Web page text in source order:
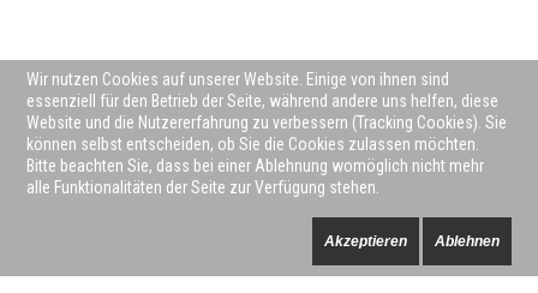
Wir nutzen Cookies auf unserer Website. Einige von ihnen sind
essenziell für den Betrieb der Seite, während andere uns helfen, diese
Website und die Nutzererfahrung zu verbessern (Tracking Cookies). Sie
können selbst entscheiden, ob Sie die Cookies zulassen möchten.
Bitte beachten Sie, dass bei einer Ablehnung womöglich nicht mehr
alle Funktionalitäten der Seite zur Verfügung stehen.
Akzeptieren Ablehnen